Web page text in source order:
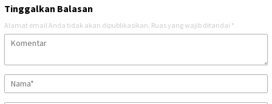
Tinggalkan Balasan
Alamat email Anda tidak akan dipublikasikan. Ruas yang wajib ditandai *